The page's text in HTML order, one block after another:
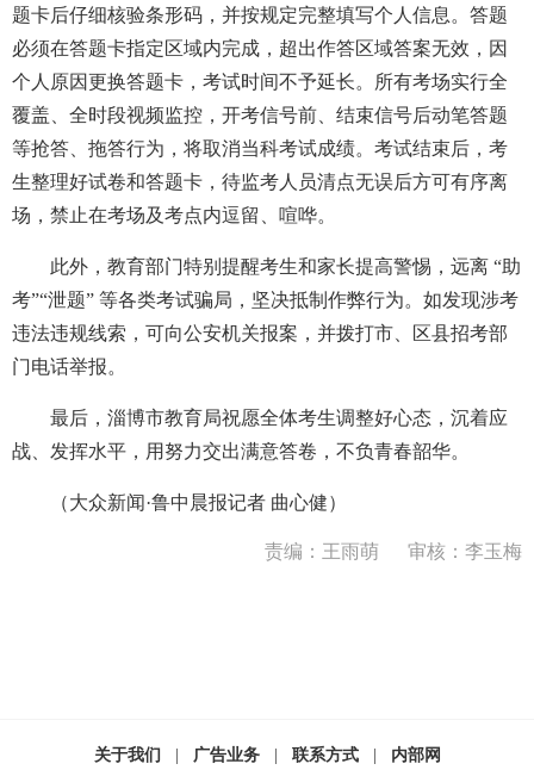
题卡后仔细核验条形码，并按规定完整填写个人信息。答题
必须在答题卡指定区域内完成，超出作答区域答案无效，因
个人原因更换答题卡，考试时间不予延长。所有考场实行全
覆盖、全时段视频监控，开考信号前、结束信号后动笔答题
等抢答、拖答行为，将取消当科考试成绩。考试结束后，考
生整理好试卷和答题卡，待监考人员清点无误后方可有序离
场，禁止在考场及考点内逗留、喧哗。
此外，教育部门特别提醒考生和家长提高警惕，远离 “助
考”“泄题” 等各类考试骗局，坚决抵制作弊行为。如发现涉考
违法违规线索，可向公安机关报案，并拨打市、区县招考部
门电话举报。
最后，淄博市教育局祝愿全体考生调整好心态，沉着应
战、发挥水平，用努力交出满意答卷，不负青春韶华。
（大众新闻·鲁中晨报记者 曲心健）
责编：王雨萌 审核：李玉梅
关于我们 广告业务 联系方式 内部网